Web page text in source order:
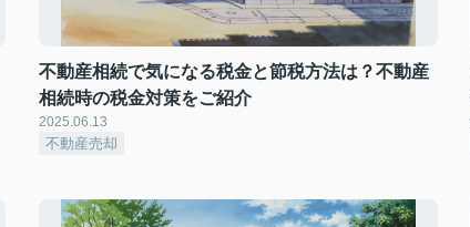
不動産相続で気になる税金と節税方法は？不動産
相続時の税金対策をご紹介
2025.06.13
不動産売却